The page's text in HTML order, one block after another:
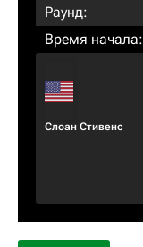
Раунд:
Время начала:
Слоан Стивенс